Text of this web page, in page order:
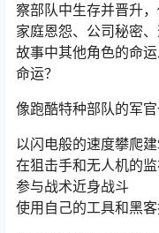
察部队中生存并晋升
家庭恩怨、公司秘密
故事中其他角色的命
命运？
像跑酷特种部队的军
以闪电般的速度攀爬
在狙击手和无人机的
参与战术近身战斗
使用自己的工具和黑